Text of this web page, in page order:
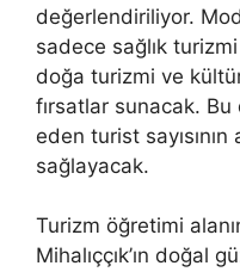
değerlendiriliyor.
sadece sağlık
doğa turizmi ve
fırsatlar sunacak. Bu
eden turist sayısının
sağlayacak.
Turizm öğretimi
Mihalıççık’ın doğal